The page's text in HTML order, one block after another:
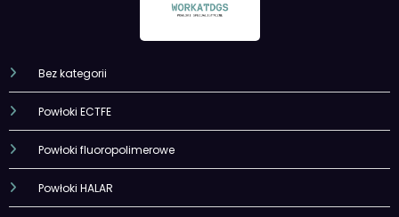
Bez kategorii
Powłoki ECTFE
Powłoki fluoropolimerowe
Powłoki HALAR